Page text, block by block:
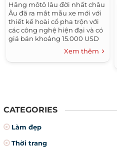
Hãng môtô lâu đời nhất châu
Âu đã ra mắt mẫu xe mới với
thiết kế hoài cổ pha trộn với
các công nghệ hiện đại và có
giá bán khoảng 15.000 USD
tại Mỹ. Moto Guzzi, với lịch sử
Xem thêm
CATEGORIES
Làm đẹp
Thời trang